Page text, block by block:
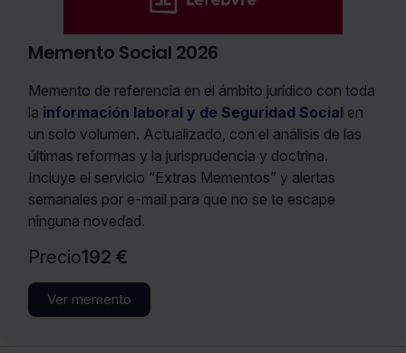
Memento Social 2026
Memento de referencia en el ámbito jurídico con toda
la información laboral y de Seguridad Social en
un solo volumen. Actualizado, con el análisis de las
últimas reformas y la jurisprudencia y doctrina.
Incluye el servicio “Extras Mementos” y alertas
semanales por e-mail para que no se te escape
ninguna novedad.
Precio192 €
Ver memento